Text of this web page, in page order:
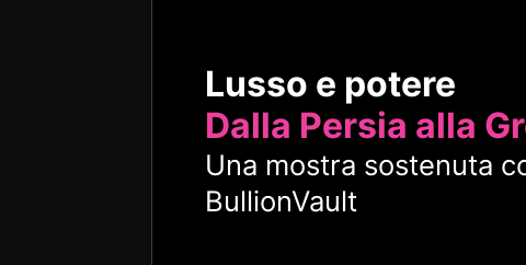
Lusso e potere
Dalla Persia alla
Una mostra sostenuta
BullionVault